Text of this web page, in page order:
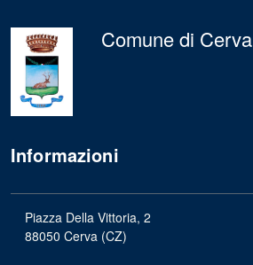
Comune di Cerva
Informazioni
Piazza Della Vittoria, 2
88050 Cerva (CZ)